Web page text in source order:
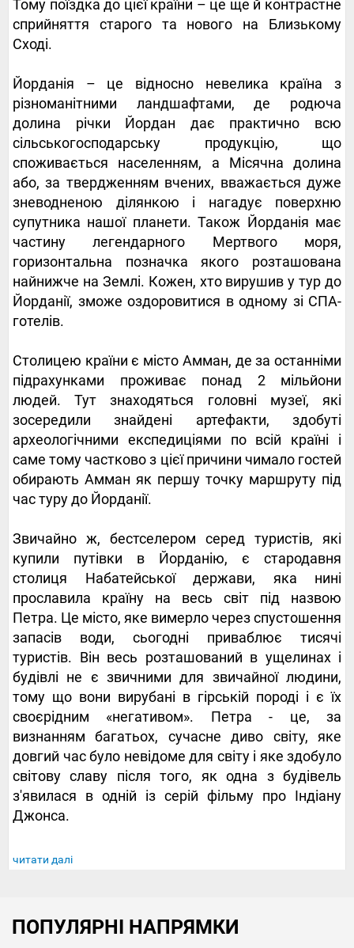
Тому поїздка до цієї країни – це ще й контрастне
сприйняття старого та нового на Близькому
Сході.
Йорданія – це відносно невелика країна з
різноманітними ландшафтами, де родюча
долина річки Йордан дає практично всю
сільськогосподарську продукцію, що
споживається населенням, а Місячна долина
або, за твердженням вчених, вважається дуже
зневодненою ділянкою і нагадує поверхню
супутника нашої планети. Також Йорданія має
частину легендарного Мертвого моря,
горизонтальна позначка якого розташована
найнижче на Землі. Кожен, хто вирушив у тур до
Йорданії, зможе оздоровитися в одному зі СПА-
готелів.
Столицею країни є місто Амман, де за останніми
підрахунками проживає понад 2 мільйони
людей. Тут знаходяться головні музеї, які
зосередили знайдені артефакти, здобуті
археологічними експедиціями по всій країні і
саме тому частково з цієї причини чимало гостей
обирають Амман як першу точку маршруту під
час туру до Йорданії.
Звичайно ж, бестселером серед туристів, які
купили путівки в Йорданію, є стародавня
столиця Набатейської держави, яка нині
прославила країну на весь світ під назвою
Петра. Це місто, яке вимерло через спустошення
запасів води, сьогодні приваблює тисячі
туристів. Він весь розташований в ущелинах і
будівлі не є звичними для звичайної людини,
тому що вони вирубані в гірській породі і є їх
своєрідним «негативом». Петра - це, за
визнанням багатьох, сучасне диво світу, яке
довгий час було невідоме для світу і яке здобуло
світову славу після того, як одна з будівель
з'явилася в одній із серій фільму про Індіану
Джонса.
читати далі
ПОПУЛЯРНІ НАПРЯМКИ